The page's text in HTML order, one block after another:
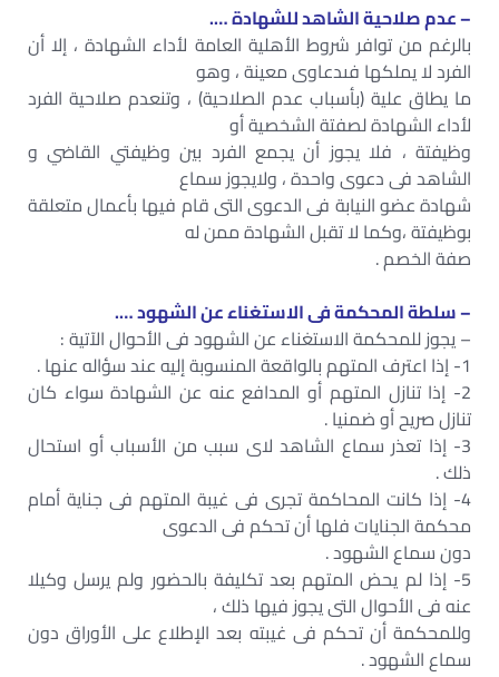
– عدم صلاحية الشاهد للشهادة ….
بالرغم من توافر شروط الأهلية العامة لأداء الشهادة ، إلا أن
الفرد لا يملكها فىدعاوى معينة ، وهو
ما يطاق علية (بأسباب عدم الصلاحية) ، وتنعدم صلاحية الفرد
لأداء الشهادة لصفتة الشخصية أو
وظيفتة ، فلا يجوز أن يجمع الفرد بين وظيفتي القاضي و
الشاهد فى دعوى واحدة ، ولايجوز سماع
شهادة عضو النيابة فى الدعوى التى قام فيها بأعمال متعلقة
بوظيفتة ،وكما لا تقبل الشهادة ممن له
صفة الخصم .
– سلطة المحكمة فى الاستغناء عن الشهود ….
– يجوز للمحكمة الاستغناء عن الشهود فى الأحوال الآتية :
1- إذا اعترف المتهم بالواقعة المنسوبة إليه عند سؤاله عنها .
2- إذا تنازل المتهم أو المدافع عنه عن الشهادة سواء كان
تنازل صريح أو ضمنيا .
3- إذا تعذر سماع الشاهد لاى سبب من الأسباب أو استحال
ذلك .
4- إذا كانت المحاكمة تجرى فى غيبة المتهم فى جناية أمام
محكمة الجنايات فلها أن تحكم فى الدعوى
دون سماع الشهود .
5- إذا لم يحض المتهم بعد تكليفة بالحضور ولم يرسل وكيلا
عنه فى الأحوال التى يجوز فيها ذلك ،
وللمحكمة أن تحكم فى غيبته بعد الإطلاع على الأوراق دون
سماع الشهود .